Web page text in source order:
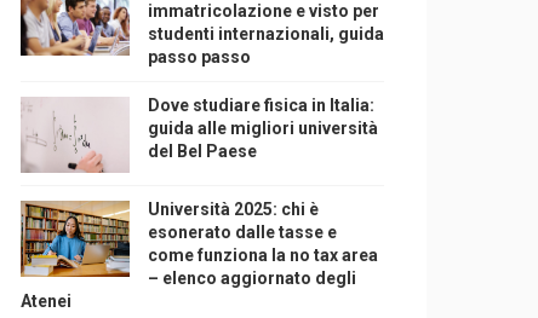
immatricolazione e visto per
studenti internazionali, guida
passo passo
Dove studiare fisica in Italia:
guida alle migliori università
del Bel Paese
Università 2025: chi è
esonerato dalle tasse e
come funziona la no tax area
– elenco aggiornato degli
Atenei